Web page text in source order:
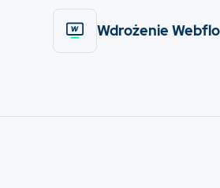
Wdrożenie